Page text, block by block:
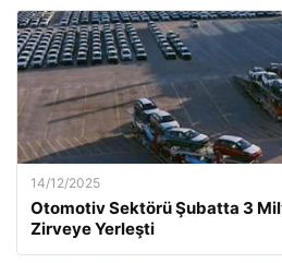
14/12/2025
Otomotiv Sektörü Şubatta 3
Zirveye Yerleşti